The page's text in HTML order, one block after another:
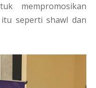
mempromosikan
seperti shawl dan